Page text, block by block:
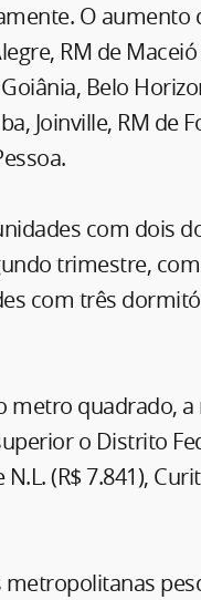
O
RM de
Belo
Joinville, RM de
com dois
trimestre,
com três
metro quadrado,
o Distrito
(R$ 7.841),
metropolitanas